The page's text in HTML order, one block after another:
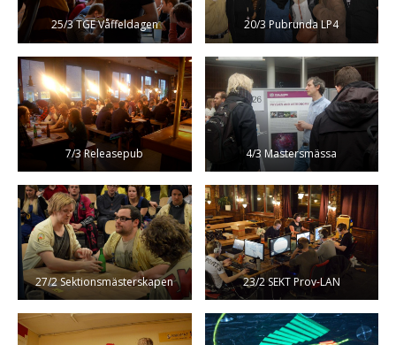
25/3 TGE Våffeldagen 20/3 Pubrunda LP4
7/3 Releasepub 4/3 Mastersmässa
27/2 Sektionsmästerskapen 23/2 SEKT Prov-LAN